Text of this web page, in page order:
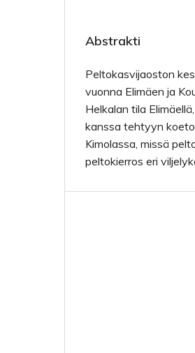
Abstrakti
Peltokasvijaoston
vuonna Elimäen ja
Helkalan tila
kanssa tehtyyn
Kimolassa, missä
peltokierros eri